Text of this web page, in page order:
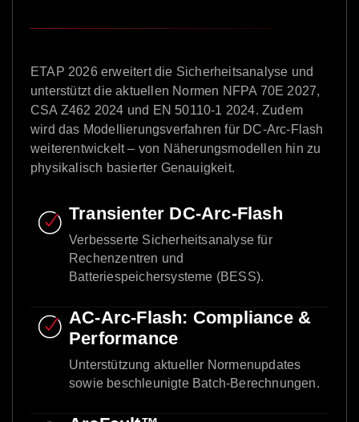
ETAP 2026 erweitert die Sicherheitsanalyse und
unterstützt die aktuellen Normen NFPA 70E 2027,
CSA Z462 2024 und EN 50110-1 2024. Zudem
wird das Modellierungsverfahren für DC-Arc-Flash
weiterentwickelt – von Näherungsmodellen hin zu
physikalisch basierter Genauigkeit.
Transienter DC-Arc-Flash
Verbesserte Sicherheitsanalyse für
Rechenzentren und
Batteriespeichersysteme (BESS).
AC-Arc-Flash: Compliance &
Performance
Unterstützung aktueller Normenupdates
sowie beschleunigte Batch-Berechnungen.